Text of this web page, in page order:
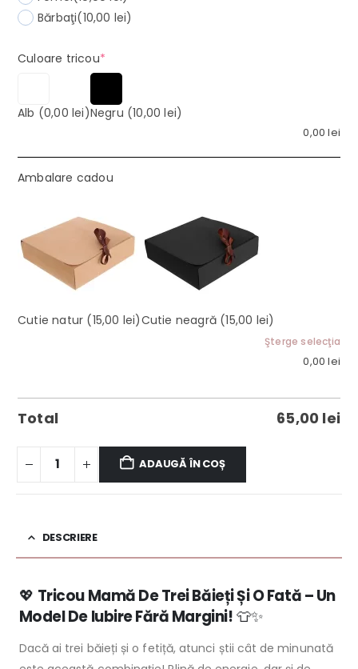
Bărbaţi(10,00 lei)
Culoare tricou*(required)
Alb (0,00 lei)Negru (10,00 lei)
0,00lei
Ambalare cadou
Cutie natur (15,00 lei)Cutie neagră (15,00 lei)
Şterge selecţia
0,00lei
Total 65,00 lei
ADAUGĂ ÎN COȘ
DESCRIERE
💖 Tricou Mamă De Trei Băieți Și O Fată – Un
Model De Iubire Fără Margini! 👕✨
Dacă ai trei băieți și o fetiță, atunci știi cât de minunată